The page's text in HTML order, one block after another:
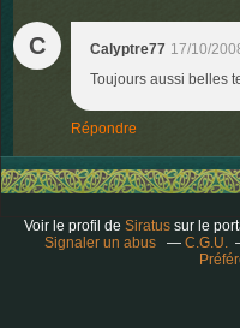
C Calyptre77 17/10/
Toujours aussi belles
Répondre
Voir le profil de Siratussur le
Signaler un abus
C.G.U.